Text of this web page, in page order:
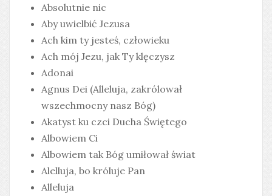
Absolutnie nic
Aby uwielbić Jezusa
Ach kim ty jesteś, człowieku
Ach mój Jezu, jak Ty klęczysz
Adonai
Agnus Dei (Alleluja, zakrólował
wszechmocny nasz Bóg)
Akatyst ku czci Ducha Świętego
Albowiem Ci
Albowiem tak Bóg umiłował świat
Alelluja, bo króluje Pan
Alleluja